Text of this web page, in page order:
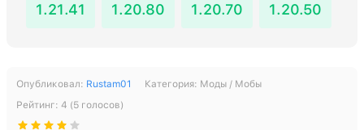
1.21.41 1.20.80 1.20.70 1.20.50
Опубликовал: Rustam01 Категория: Моды / Мобы
Рейтинг: 4 (5 голосов)